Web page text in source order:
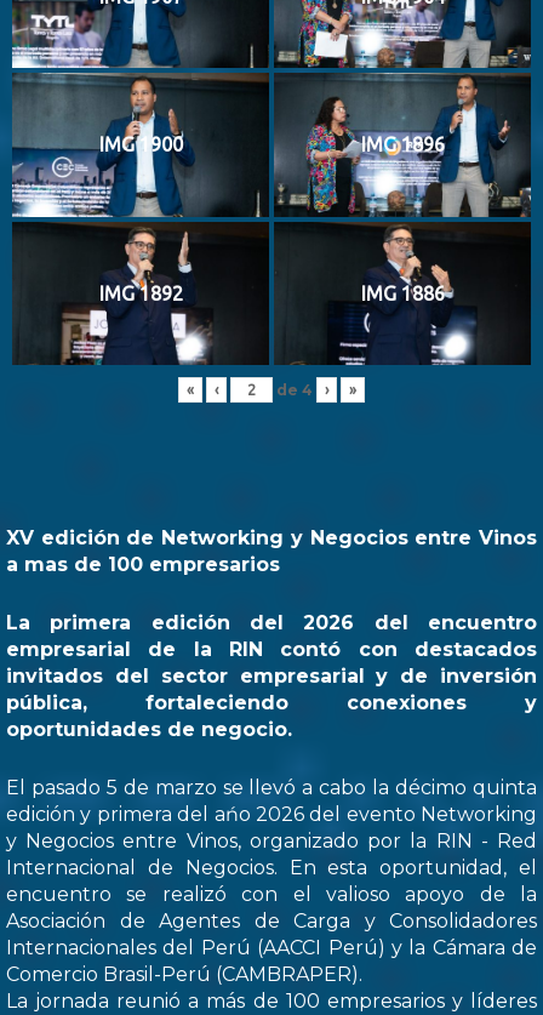
IMG 1900 IMG 1896
IMG 1892 IMG 1886
« ‹ de 4 › »
XV edición de Networking y Negocios entre Vinos
a mas de 100 empresarios
La primera edición del 2026 del encuentro
empresarial de la RIN contó con destacados
invitados del sector empresarial y de inversión
pública, fortaleciendo conexiones y
oportunidades de negocio.
El pasado 5 de marzo se llevó a cabo la décimo quinta
edición y primera del ańo 2026 del evento Networking
y Negocios entre Vinos, organizado por la RIN - Red
Internacional de Negocios. En esta oportunidad, el
encuentro se realizó con el valioso apoyo de la
Asociación de Agentes de Carga y Consolidadores
Internacionales del Perú (AACCI Perú) y la Cámara de
Comercio Brasil-Perú (CAMBRAPER).
La jornada reunió a más de 100 empresarios y líderes